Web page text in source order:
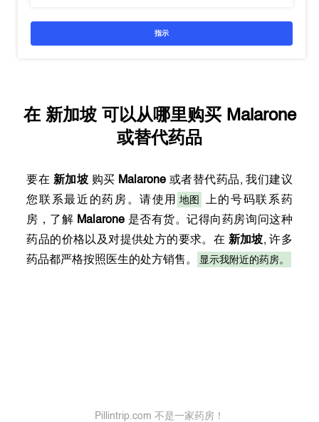
指示
在 新加坡可以从哪里购买 Malarone
或替代药品
要在 新加坡 购买 Malarone 或者替代药品, 我们建议
您联系最近的药房。请使用 地图
上的号码联系药
房，了解 Malarone 是否有货。记得向药房询问这种
药品的价格以及对提供处方的要求。在 新加坡, 许多
药品都严格按照医生的处方销售。
显示我附近的药房。
Pillintrip.com 不是一家药房！